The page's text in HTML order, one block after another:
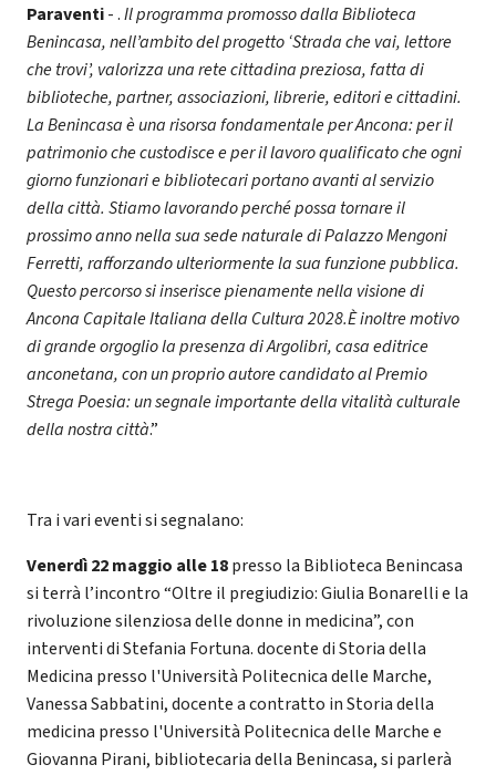
Paraventi- .Il programma promosso dalla Biblioteca
Benincasa, nell’ambito del progetto ‘Strada che vai, lettore
che trovi’, valorizza una rete cittadina preziosa, fatta di
biblioteche, partner, associazioni, librerie, editori e cittadini.
La Benincasa è una risorsa fondamentale per Ancona: per il
patrimonio che custodisce e per il lavoro qualificato che ogni
giorno funzionari e bibliotecari portano avanti al servizio
della città. Stiamo lavorando perché possa tornare il
prossimo anno nella sua sede naturale di Palazzo Mengoni
Ferretti, rafforzando ulteriormente la sua funzione pubblica.
Questo percorso si inserisce pienamente nella visione di
Ancona Capitale Italiana della Cultura 2028.È inoltre motivo
di grande orgoglio la presenza di Argolibri, casa editrice
anconetana, con un proprio autore candidato al Premio
Strega Poesia: un segnale importante della vitalità culturale
della nostra città.”
Tra i vari eventi si segnalano:
Venerdì 22 maggio alle 18presso la Biblioteca Benincasa
si terrà l’incontro “Oltre il pregiudizio: Giulia Bonarelli e la
rivoluzione silenziosa delle donne in medicina”, con
interventi di Stefania Fortuna. docente di Storia della
Medicina presso l'Università Politecnica delle Marche,
Vanessa Sabbatini, docente a contratto in Storia della
medicina presso l'Università Politecnica delle Marche e
Giovanna Pirani, bibliotecaria della Benincasa, si parlerà